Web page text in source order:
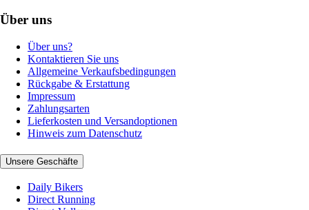
Über uns
Über uns?
Kontaktieren Sie uns
Allgemeine Verkaufsbedingungen
Rückgabe & Erstattung
Impressum
Zahlungsarten
Lieferkosten und Versandoptionen
Hinweis zum Datenschutz
Unsere Geschäfte
Daily Bikers
Direct Running